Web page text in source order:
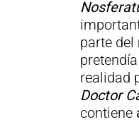
parte del
realidad
Doctor
contiene